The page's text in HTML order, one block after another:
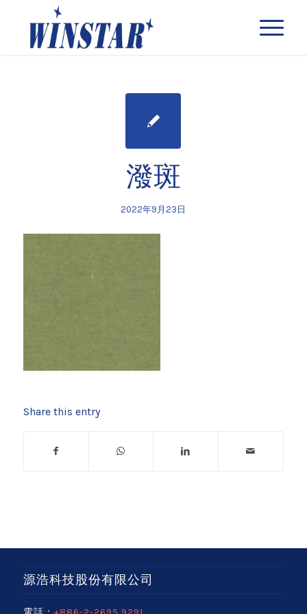
潑斑
2022年9月23日
Share this entry
源浩科技股份有限公司